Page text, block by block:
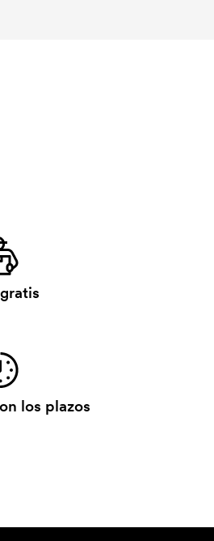
los plazos